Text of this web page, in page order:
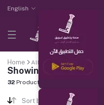
English
Home All categories "Make up"
Showing results
32 Products Found
Sort by